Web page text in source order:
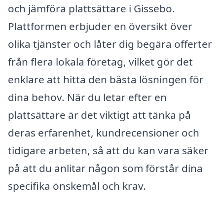
och jämföra plattsättare i Gissebo.
Plattformen erbjuder en översikt över
olika tjänster och låter dig begära offerter
från flera lokala företag, vilket gör det
enklare att hitta den bästa lösningen för
dina behov. När du letar efter en
plattsättare är det viktigt att tänka på
deras erfarenhet, kundrecensioner och
tidigare arbeten, så att du kan vara säker
på att du anlitar någon som förstår dina
specifika önskemål och krav.